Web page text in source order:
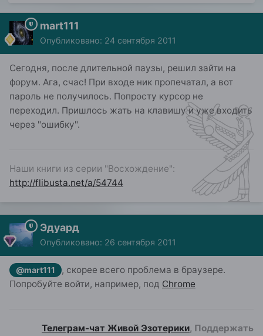
mart111
Опубликовано: 24 сентября 2011
Сегодня, после длительной паузы, решил зайти на
форум. Ага, счас! При входе ник пропечатал, а вот
пароль не получилось. Попросту курсор не
переходил. Пришлось жать на клавишу и уже входить
через "ошибку".
Наши книги из серии "Восхождение":
http://flibusta.net/a/54744
Эдуард
Опубликовано: 26 сентября 2011
@mart111
, скорее всего проблема в браузере.
Попробуйте войти, например, под Chrome
Телеграм-чат Живой Эзотерики, Поддержать